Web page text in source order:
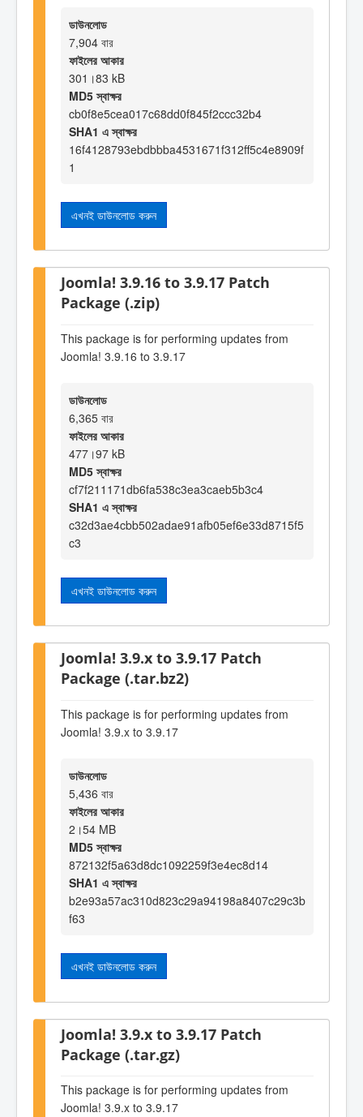
ডাউনলোড
7,904 বার
ফাইলের আকার
301।83 kB
MD5 স্বাক্ষর
cb0f8e5cea017c68dd0f845f2ccc32b4
SHA1 এ স্বাক্ষর
16f4128793ebdbbba4531671f312ff5c4e8909f
1
এখনই ডাউনলোড করুন
Joomla! 3.9.16 to 3.9.17 Patch
Package (.zip)
This package is for performing updates from
Joomla! 3.9.16 to 3.9.17
ডাউনলোড
6,365 বার
ফাইলের আকার
477।97 kB
MD5 স্বাক্ষর
cf7f211171db6fa538c3ea3caeb5b3c4
SHA1 এ স্বাক্ষর
c32d3ae4cbb502adae91afb05ef6e33d8715f5
c3
এখনই ডাউনলোড করুন
Joomla! 3.9.x to 3.9.17 Patch
Package (.tar.bz2)
This package is for performing updates from
Joomla! 3.9.x to 3.9.17
ডাউনলোড
5,436 বার
ফাইলের আকার
2।54 MB
MD5 স্বাক্ষর
872132f5a63d8dc1092259f3e4ec8d14
SHA1 এ স্বাক্ষর
b2e93a57ac310d823c29a94198a8407c29c3b
f63
এখনই ডাউনলোড করুন
Joomla! 3.9.x to 3.9.17 Patch
Package (.tar.gz)
This package is for performing updates from
Joomla! 3.9.x to 3.9.17